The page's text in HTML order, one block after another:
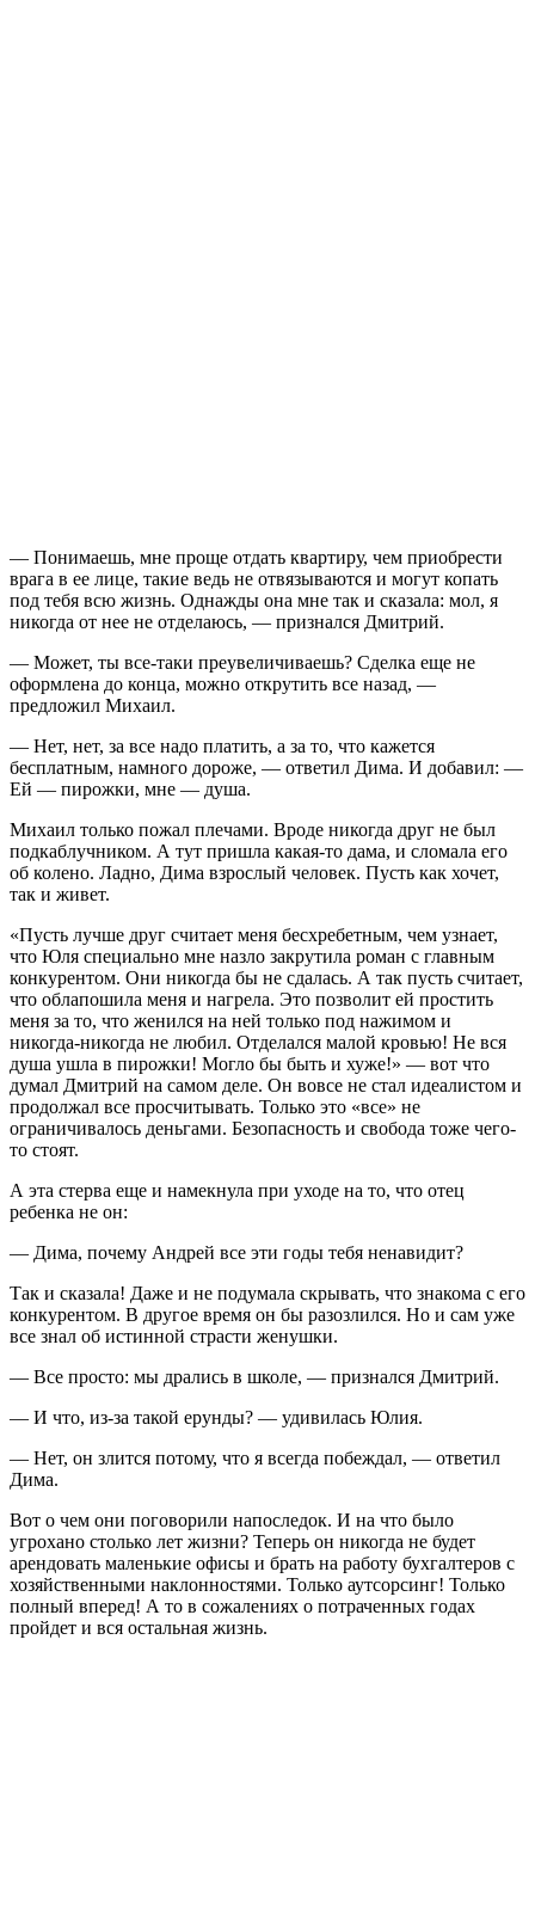
— Понимаешь, мне проще отдать квартиру, чем приобрести
врага в ее лице, такие ведь не отвязываются и могут копать
под тебя всю жизнь. Однажды она мне так и сказала: мол, я
никогда от нее не отделаюсь, — признался Дмитрий.
— Может, ты все-таки преувеличиваешь? Сделка еще не
оформлена до конца, можно открутить все назад, —
предложил Михаил.
— Нет, нет, за все надо платить, а за то, что кажется
бесплатным, намного дороже, — ответил Дима. И добавил: —
Ей — пирожки, мне — душа.
Михаил только пожал плечами. Вроде никогда друг не был
подкаблучником. А тут пришла какая-то дама, и сломала его
об колено. Ладно, Дима взрослый человек. Пусть как хочет,
так и живет.
«Пусть лучше друг считает меня бесхребетным, чем узнает,
что Юля специально мне назло закрутила роман с главным
конкурентом. Они никогда бы не сдалась. А так пусть считает,
что облапошила меня и нагрела. Это позволит ей простить
меня за то, что женился на ней только под нажимом и
никогда-никогда не любил. Отделался малой кровью! Не вся
душа ушла в пирожки! Могло бы быть и хуже!» — вот что
думал Дмитрий на самом деле. Он вовсе не стал идеалистом и
продолжал все просчитывать. Только это «все» не
ограничивалось деньгами. Безопасность и свобода тоже чего-
то стоят.
А эта стерва еще и намекнула при уходе на то, что отец
ребенка не он:
— Дима, почему Андрей все эти годы тебя ненавидит?
Так и сказала! Даже и не подумала скрывать, что знакома с его
конкурентом. В другое время он бы разозлился. Но и сам уже
все знал об истинной страсти женушки.
— Все просто: мы дрались в школе, — признался Дмитрий.
— И что, из-за такой ерунды? — удивилась Юлия.
— Нет, он злится потому, что я всегда побеждал, — ответил
Дима.
Вот о чем они поговорили напоследок. И на что было
угрохано столько лет жизни? Теперь он никогда не будет
арендовать маленькие офисы и брать на работу бухгалтеров с
хозяйственными наклонностями. Только аутсорсинг! Только
полный вперед! А то в сожалениях о потраченных годах
пройдет и вся остальная жизнь.